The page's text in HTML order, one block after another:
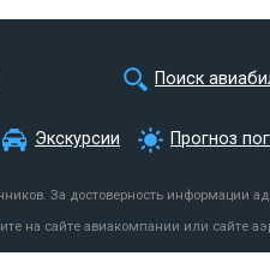
Поиск
Экскурсии Прогноз
За достоверность информации
на сайте авиакомпании или сайте